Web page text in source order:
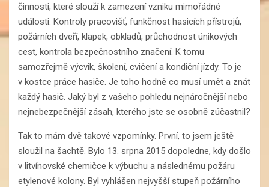
činnosti, které slouží k zamezení vzniku mimořádné
události. Kontroly pracovišť, funkčnost hasicích přístrojů,
požárních dveří, klapek, obkladů, průchodnost únikových
cest, kontrola bezpečnostního značení. K tomu
samozřejmě výcvik, školení, cvičení a kondiční jízdy. To je
v kostce práce hasiče. Je toho hodně co musí umět a znát
každý hasič. Jaký byl z vašeho pohledu nejnáročnější nebo
nejnebezpečnější zásah, kterého jste se osobně zúčastnil?
Tak to mám dvě takové vzpomínky. První, to jsem ještě
sloužil na šachtě. Bylo 13. srpna 2015 dopoledne, kdy došlo
v litvínovské chemičce k výbuchu a následnému požáru
etylenové kolony. Byl vyhlášen nejvyšší stupeň požárního